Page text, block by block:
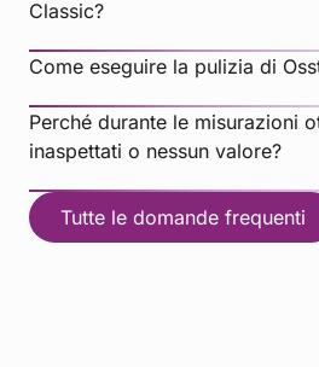
Classic?
Come eseguire la pulizia di
Perché durante le misurazioni
inaspettati o nessun valore?
Tutte le domande frequenti